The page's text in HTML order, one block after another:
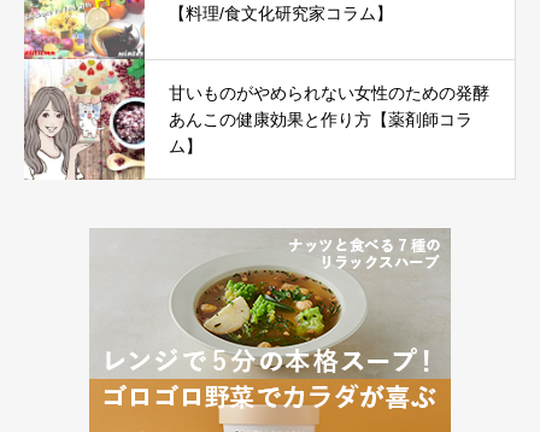
【料理/食文化研究家コラム】
甘いものがやめられない女性のための発酵
あんこの健康効果と作り方【薬剤師コラ
ム】